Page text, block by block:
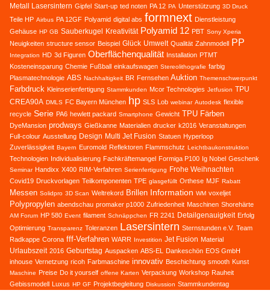
Metall Lasersintern Gipfel Start-up ted noten PA 12 PA Unterstützung 3D Druck
Teile HP Airbus PA 12GF Polyamid digital abs formnext Dienstleistung
Gehäuse HP GB Sauberkugel Kreativität Polyamid 12 PBT Sony Xperia
Neuigkeiten structure sensor Beispiel Glück Umwelt Qualität Zahnmodell PP
Integration HD 3d Figuren Oberflächenqualität Installation PTMT
Kosteneinsparung Chemie Fußball einkaufswagen Stereolithografie farbig
Plasmatechnologie ABS Nachhaltigkeit BR Fernsehen Auktion Themenschwerpunkt
Farbdruck Kleinserienfertigung Stammkunden Mcor Technologies Jetfusion TPU
CREA90A DMLS FC Bayern München hp SLS Lob webinar Autodesk flexible
recycle Serie PA6 hewlett packard Smartphone Gewicht TPU Färben
DyeMansion prodways Gießkanne Materialien drucker k2016 Veranstaltungen
Full-colour Ausstellung Design Multi Jet Fusion Statuen Hyperloop
Zuverlässigkeit Bayern Euromold Reflektoren Flammschutz Leichtbaukonstruktion
Technologien Individualisierung Fachkräftemangel Formiga P100 Ig Nobel Geschenk
Seminar Handixx X400 RIM-Verfahren Serienfertigung Frohe Weihnachten
Covid19 Druckvorlagen Teilkomponenten TPE glasgefüllt Orthese MJF Rabatt
Messen Solidpro 3D Scan Weltrekord Brillen Information WM voxeljet
Polypropylen abendschau promaker p1000 Zufriedenheit Maschinen Shorehärte
AM Forum HP 580 Event filament Schnäppchen FR 2241 Detailgenauigkeit Erfolg
Optimierung Transparenz Toleranzen Lasersintern Sternstunden e.V. Team
Radkappe Corona fff-Verfahren WARR Investition Jet Fusion Material
Urlaubszeit 2016 Geburtstag Auspacken ABS-EL Dankeschön EOS GmbH
inhouse Vernetzung ricoh Farbmaschine innovativ Beschichtung smooth Kunst
Maschine Preise Do it yourself offene Karten Verpackung Workshop Rauheit
Gebissmodell Luxus HP GF Projektbegleitung Diskussion Stammkundentag